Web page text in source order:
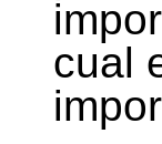
cual